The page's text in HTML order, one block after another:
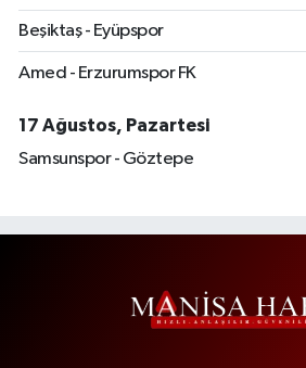
Beşiktaş - Eyüpspor
Amed - Erzurumspor FK
17 Ağustos, Pazartesi
Samsunspor - Göztepe